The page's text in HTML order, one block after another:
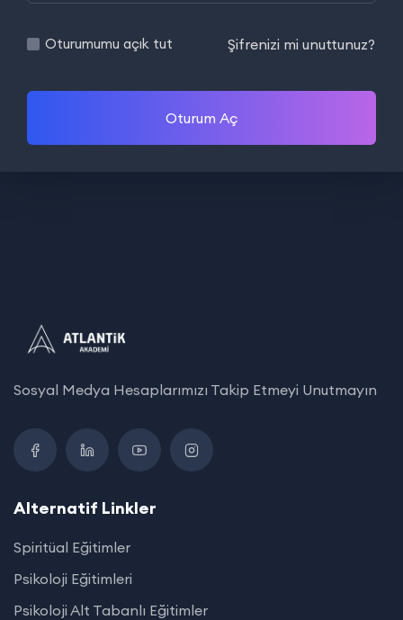
Oturumumu açık tut Şifrenizi mi unuttunuz?
Oturum Aç
Sosyal Medya Hesaplarımızı Takip Etmeyi Unutmayın
Alternatif Linkler
Spiritüal Eğitimler
Psikoloji Eğitimleri
Psikoloji Alt Tabanlı Eğitimler